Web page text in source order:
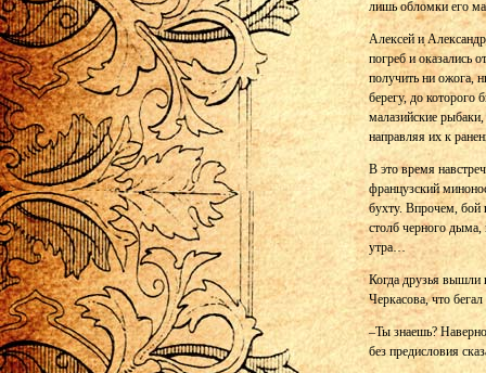
лишь обломки его
Алексей и
погреб и оказались
получить ни ожога,
берегу, до которого
малазийские
направляя их к
В это время
французский
бухту. Впрочем, бой
столб черного дыма,
утра…
Когда друзья вышли
Черкасова, что
–Ты знаешь?
без предисловия